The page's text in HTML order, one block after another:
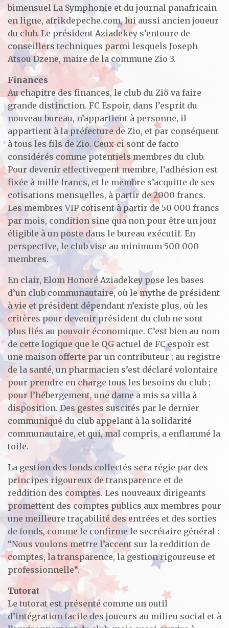
bimensuel La Symphonie et du journal panafricain
en ligne, afrikdepeche.com, lui aussi ancien joueur
du club. Le président Aziadekey s’entoure de
conseillers techniques parmi lesquels Joseph
Atsou Dzene, maire de la commune Zio 3.
Finances
Au chapitre des finances, le club du Zio va faire
grande distinction. FC Espoir, dans l’esprit du
nouveau bureau, n’appartient à personne, il
appartient à la préfecture de Zio, et par conséquent
à tous les fils de Zio. Ceux-ci sont de facto
considérés comme potentiels membres du club.
Pour devenir effectivement membre, l’adhésion est
fixée à mille francs, et le membre s’acquitte de ses
cotisations mensuelles, à partir de 2000 francs.
Les membres VIP cotisent à partir de 50 000 francs
par mois, condition sine qua non pour être un jour
éligible à un poste dans le bureau exécutif. En
perspective, le club vise au minimum 500 000
membres.
En clair, Elom Honoré Aziadekey pose les bases
d’un club communautaire, où le mythe de président
à vie et président dépendant n’existe plus, où les
critères pour devenir président du club ne sont
plus liés au pouvoir économique. C’est bien au nom
de cette logique que le QG actuel de FC espoir est
une maison offerte par un contributeur ; au registre
de la santé, un pharmacien s’est déclaré volontaire
pour prendre en charge tous les besoins du club ;
pour l’hébergement, une dame a mis sa villa à
disposition. Des gestes suscités par le dernier
communiqué du club appelant à la solidarité
communautaire, et qui, mal compris, a enflammé la
toile.
La gestion des fonds collectés sera régie par des
principes rigoureux de transparence et de
reddition des comptes. Les nouveaux dirigeants
promettent des comptes publics aux membres pour
une meilleure traçabilité des entrées et des sorties
de fonds, comme le confirme le secrétaire général :
“Nous voulons mettre l’accent sur la reddition de
comptes, la transparence, la gestion rigoureuse et
professionnelle“.
Tutorat
Le tutorat est présenté comme un outil
d’intégration facile des joueurs au milieu social et à